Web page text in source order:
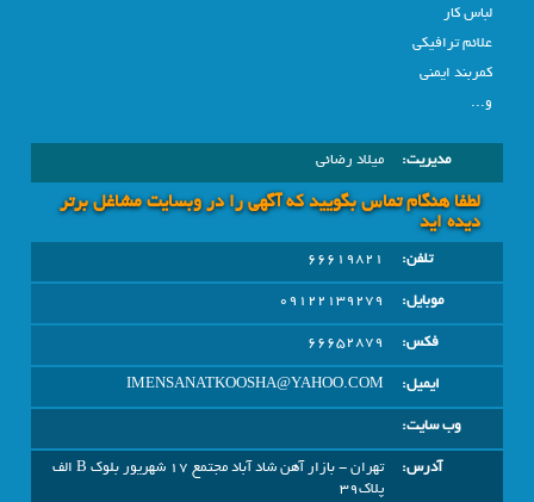
لباس کار
علائم ترافیکی
کمربند ایمنی
و...
مدیریت: میلاد رضائی
لطفا هنگام تماس بگویید که آگهی را در وبسايت مشاغل برتر
دیده اید
تلفن:
66619821
موبایل:
09122139279
فکس:
66652879
ایمیل:
IMENSANATKOOSHA@YAHOO.COM
وب سایت:
آدرس:
تهران - بازار آهن شاد آباد مجتمع 17 شهریور بلوک B الف
پلاک39